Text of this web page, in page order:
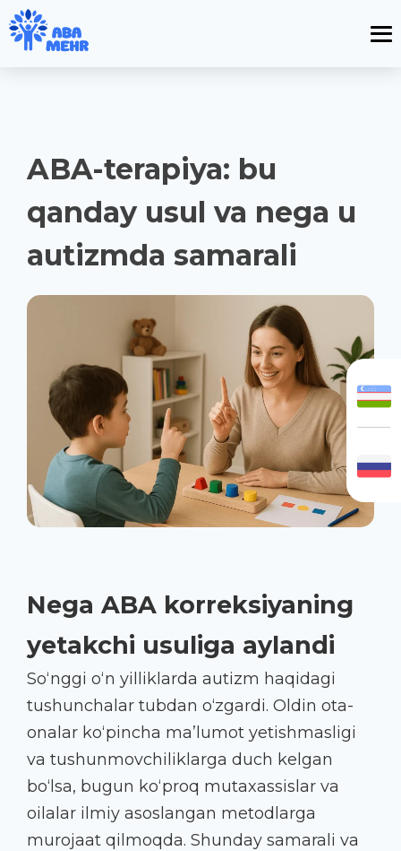
ABA-terapiya: bu
qanday usul va nega u
autizmda samarali
Nega ABA korreksiyaning
yetakchi usuliga aylandi
So‘nggi o‘n yilliklarda autizm haqidagi
tushunchalar tubdan o‘zgardi. Oldin ota-
onalar ko‘pincha ma’lumot yetishmasligi
va tushunmovchiliklarga duch kelgan
bo‘lsa, bugun ko‘proq mutaxassislar va
oilalar ilmiy asoslangan metodlarga
murojaat qilmoqda. Shunday samarali va